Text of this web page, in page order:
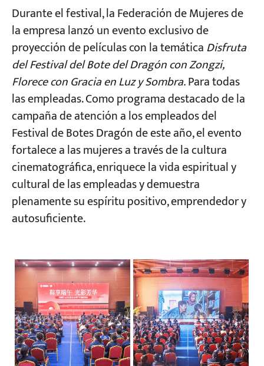
Durante el festival, la Federación de Mujeres de
la empresa lanzó un evento exclusivo de
proyección de películas con la temáticaDisfruta
del Festival del Bote del Dragón con Zongzi,
Florece con Gracia en Luz y Sombra.Para todas
las empleadas. Como programa destacado de la
campaña de atención a los empleados del
Festival de Botes Dragón de este año, el evento
fortalece a las mujeres a través de la cultura
cinematográfica, enriquece la vida espiritual y
cultural de las empleadas y demuestra
plenamente su espíritu positivo, emprendedor y
autosuficiente.